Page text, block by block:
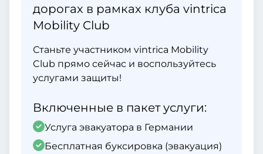
дорогах в рамках клуба vintrica
Mobility Club
Станьте участником vintrica Mobility
Club прямо сейчас и воспользуйтесь
услугами защиты!
Включенные в пакет услуги:
Услуга эвакуатора в Германии
Бесплатная буксировка (эвакуация)